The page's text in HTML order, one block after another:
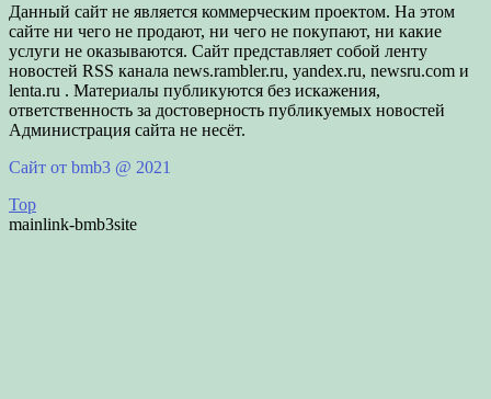
Данный сайт не является коммерческим проектом. На этом
сайте ни чего не продают, ни чего не покупают, ни какие
услуги не оказываются. Сайт представляет собой ленту
новостей RSS канала news.rambler.ru, yandex.ru, newsru.com и
lenta.ru . Материалы публикуются без искажения,
ответственность за достоверность публикуемых новостей
Администрация сайта не несёт.
Сайт от bmb3 @ 2021
Top
mainlink-bmb3site